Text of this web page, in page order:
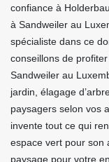
confiance à
à Sandweiler au
spécialiste dans ce
conseillons de
Sandweiler au
jardin, élagage
paysagers selon vos
invente tout ce qui
espace vert pour son
paysage pour votre